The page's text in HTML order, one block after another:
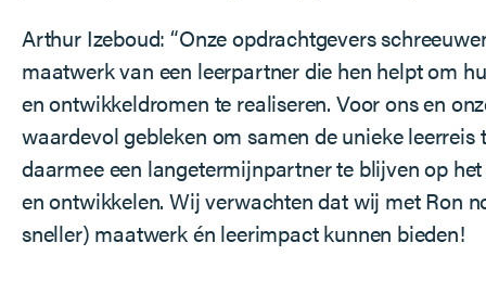
Arthur Izeboud: “Onze opdrachtgevers
maatwerk van een leerpartner die hen helpt om
en ontwikkeldromen te realiseren. Voor ons en
waardevol gebleken om samen de unieke leerreis
daarmee een langetermijnpartner te blijven op
en ontwikkelen. Wij verwachten dat wij met Ron
sneller) maatwerk én leerimpact kunnen bieden!